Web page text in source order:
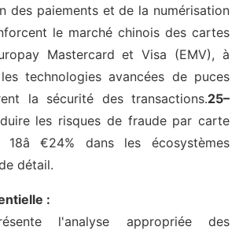
des paiements et de la numérisation
le marché chinois des cartes
Mastercard et Visa (EMV), à
technologies avancées de puces
la sécurité des transactions.25–
les risques de fraude par carte
€24% dans les écosystèmes
détail.
:
l'analyse appropriée des